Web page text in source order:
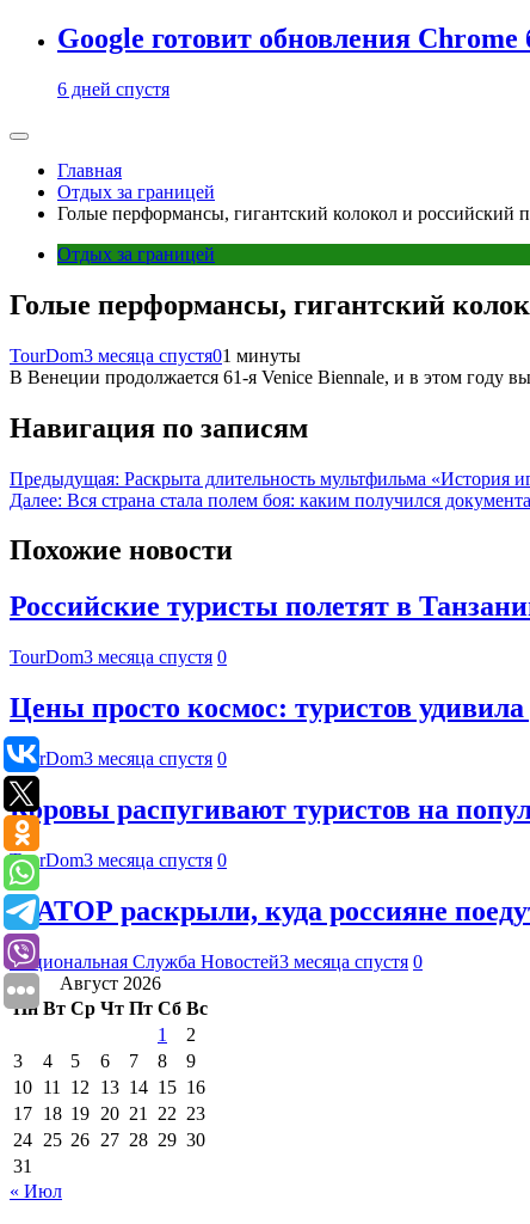
Google готовит обновления Chrome
6 дней спустя
Главная
Отдых за границей
Голые перформансы, гигантский колокол и российский
Отдых за границей
Голые перформансы, гигантский
TourDom3 месяца спустя01 минуты
В Венеции продолжается 61-я Venice Biennale, и в этом году
Навигация по записям
Предыдущая: Раскрыта длительность мультфильма «История
Далее: Вся страна стала полем боя: каким получился
Похожие новости
Российские туристы полетят в
TourDom3 месяца спустя 0
Цены просто космос: туристов
TourDom3 месяца спустя 0
Коровы распугивают туристов на
TourDom3 месяца спустя 0
В АТОР раскрыли, куда россияне
Национальная Служба Новостей3 месяца спустя 0
Август 2026
Пн Вт Ср Чт Пт Сб Вс
1
2
3
4 5 6 7 8
9
10 11 12 13 14 15 16
17 18 19 20 21 22 23
24 25 26 27 28 29 30
31
« Июл